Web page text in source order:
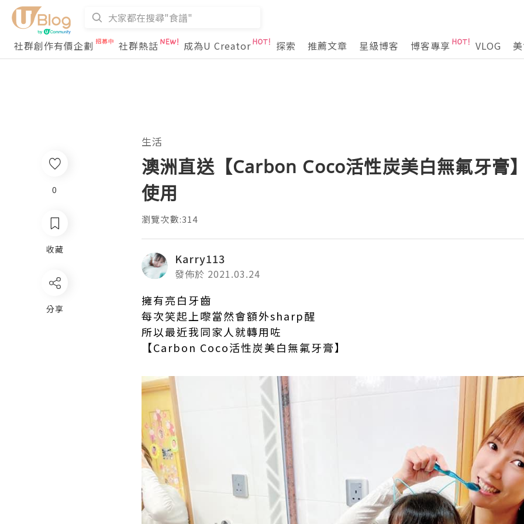
社群創作有價企劃 社群熱話 成為U Creator 探索 推薦文章 星級博客 博客專享 VLOG
0
收藏
分享
生活
澳洲直送【Carbon Coco活性炭美白無氟牙膏
使用
瀏覽次數:314
Karry113
發佈於 2021.03.24
擁有亮白牙齒
每次笑起上嚟當然會額外sharp醒
所以最近我同家人就轉用咗
【Carbon Coco活性炭美白無氟牙膏】